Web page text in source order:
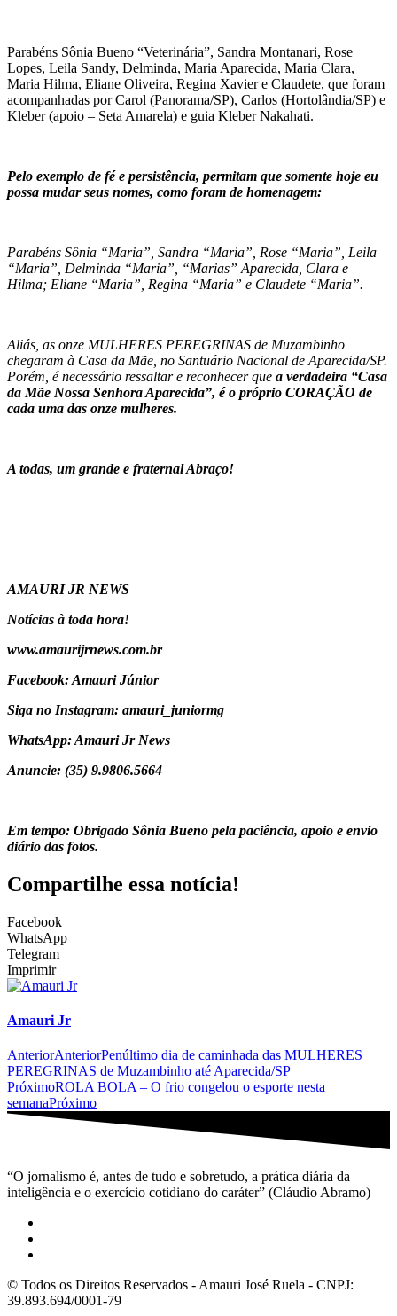
Parabéns Sônia Bueno “Veterinária”, Sandra Montanari, Rose
Lopes, Leila Sandy, Delminda, Maria Aparecida, Maria Clara,
Maria Hilma, Eliane Oliveira, Regina Xavier e Claudete, que foram
acompanhadas por Carol (Panorama/SP), Carlos (Hortolândia/SP) e
Kleber (apoio – Seta Amarela) e guia Kleber Nakahati.
Pelo exemplo de fé e persistência, permitam que somente hoje eu
possa mudar seus nomes, como foram de homenagem:
Parabéns Sônia “Maria”, Sandra “Maria”, Rose “Maria”, Leila
“Maria”, Delminda “Maria”, “Marias” Aparecida, Clara e
Hilma; Eliane “Maria”, Regina “Maria” e Claudete “Maria”.
Aliás, as onze MULHERES PEREGRINAS de Muzambinho
chegaram à Casa da Mãe, no Santuário Nacional de Aparecida/SP.
Porém, é necessário ressaltar e reconhecer que a verdadeira “Casa
da Mãe Nossa Senhora Aparecida”, é o próprio CORAÇÃO de
cada uma das onze mulheres.
A todas, um grande e fraternal Abraço!
AMAURI JR NEWS
Notícias à toda hora!
www.amaurijrnews.com.br
Facebook: Amauri Júnior
Siga no Instagram: amauri_juniormg
WhatsApp: Amauri Jr News
Anuncie: (35) 9.9806.5664
Em tempo: Obrigado Sônia Bueno pela paciência, apoio e envio
diário das fotos.
Compartilhe essa notícia!
Facebook
WhatsApp
Telegram
Imprimir
Amauri Jr
AnteriorAnteriorPenúltimo dia de caminhada das MULHERES
PEREGRINAS de Muzambinho até Aparecida/SP
PróximoROLA BOLA – O frio congelou o esporte nesta
semanaPróximo
“O jornalismo é, antes de tudo e sobretudo, a prática diária da
inteligência e o exercício cotidiano do caráter” (Cláudio Abramo)
© Todos os Direitos Reservados - Amauri José Ruela - CNPJ:
39.893.694/0001-79